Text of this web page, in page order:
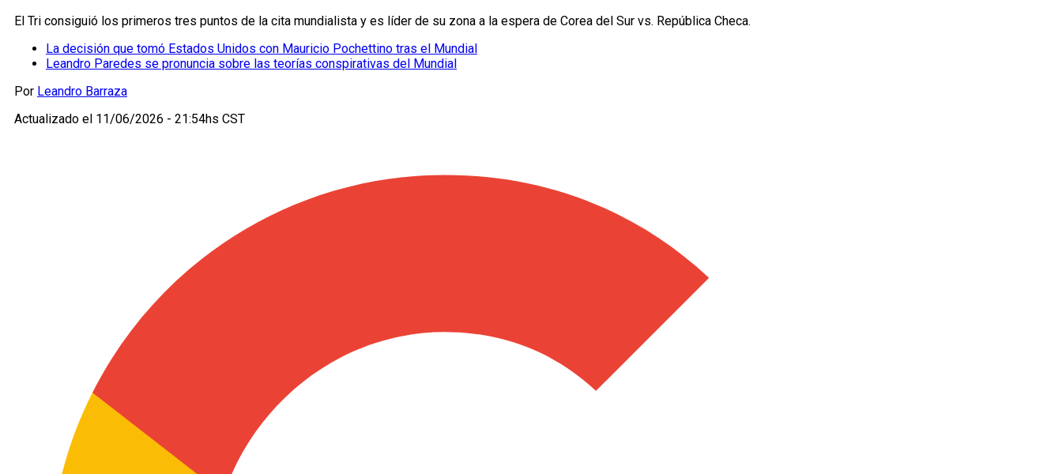
El Tri consiguió los primeros tres puntos de la cita mundialista y es líder de su zona a la espera de Corea del Sur vs. República Checa.
La decisión que tomó Estados Unidos con Mauricio Pochettino tras el Mundial
Leandro Paredes se pronuncia sobre las teorías conspirativas del Mundial
Por Leandro Barraza
Actualizado el 11/06/2026 - 21:54hs CST